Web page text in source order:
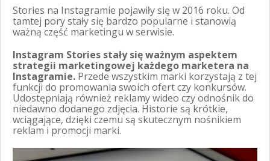
Stories na Instagramie pojawiły się w 2016 roku. Od
tamtej pory stały się bardzo popularne i stanowią
ważną część marketingu w serwisie.
Instagram Stories stały się ważnym aspektem
strategii marketingowej każdego marketera na
Instagramie. Przede wszystkim marki korzystają z tej
funkcji do promowania swoich ofert czy konkursów.
Udostępniają również reklamy wideo czy odnośnik do
niedawno dodanego zdjęcia. Historie są krótkie,
wciągające, dzięki czemu są skutecznym nośnikiem
reklam i promocji marki.